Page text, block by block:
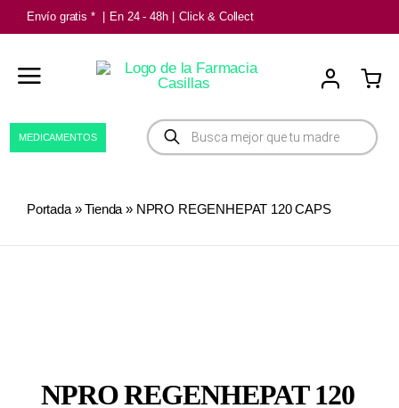
Saltar
al
contenido
Envío gratis * En 24 - 48h Click & Collect
Búsqueda
de
productos
MEDICAMENTOS
Portada»Tienda » NPRO REGENHEPAT 120 CAPS
NPRO REGENHEPAT 120